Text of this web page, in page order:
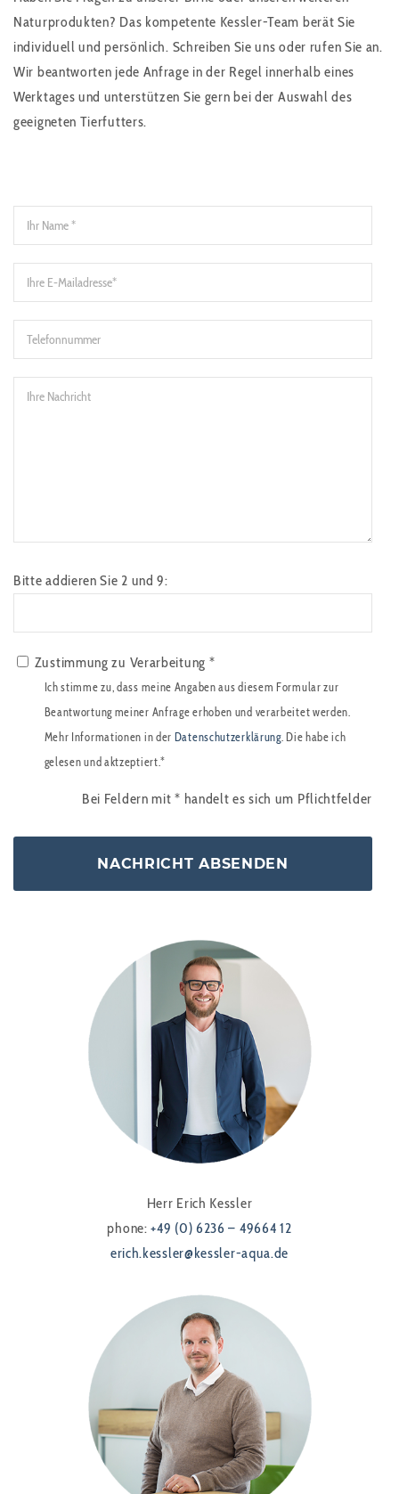
Naturprodukten? Das kompetente Kessler-Team berät Sie
individuell und persönlich. Schreiben Sie uns oder rufen Sie an.
Wir beantworten jede Anfrage in der Regel innerhalb eines
Werktages und unterstützen Sie gern bei der Auswahl des
geeigneten Tierfutters.
Bitte addieren Sie 2 und 9:
Zustimmung zu Verarbeitung *
Ich stimme zu, dass meine Angaben aus diesem Formular zur
Beantwortung meiner Anfrage erhoben und verarbeitet werden.
Mehr Informationen in der Datenschutzerklärung. Die habe ich
gelesen und aktzeptiert.*
Bei Feldern mit* handelt es sich um Pflichtfelder
Herr Erich Kessler
phone:+49 (0) 6236 – 49664 12
erich.kessler@kessler-aqua.de